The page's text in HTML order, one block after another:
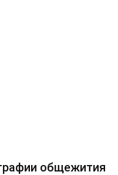
общежития